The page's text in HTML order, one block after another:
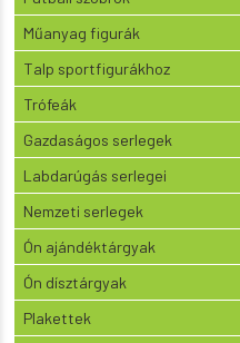
Műanyag figurák
Talp sportfigurákhoz
Trófeák
Gazdaságos serlegek
Labdarúgás serlegei
Nemzeti serlegek
Ón ajándéktárgyak
Ón dísztárgyak
Plakettek